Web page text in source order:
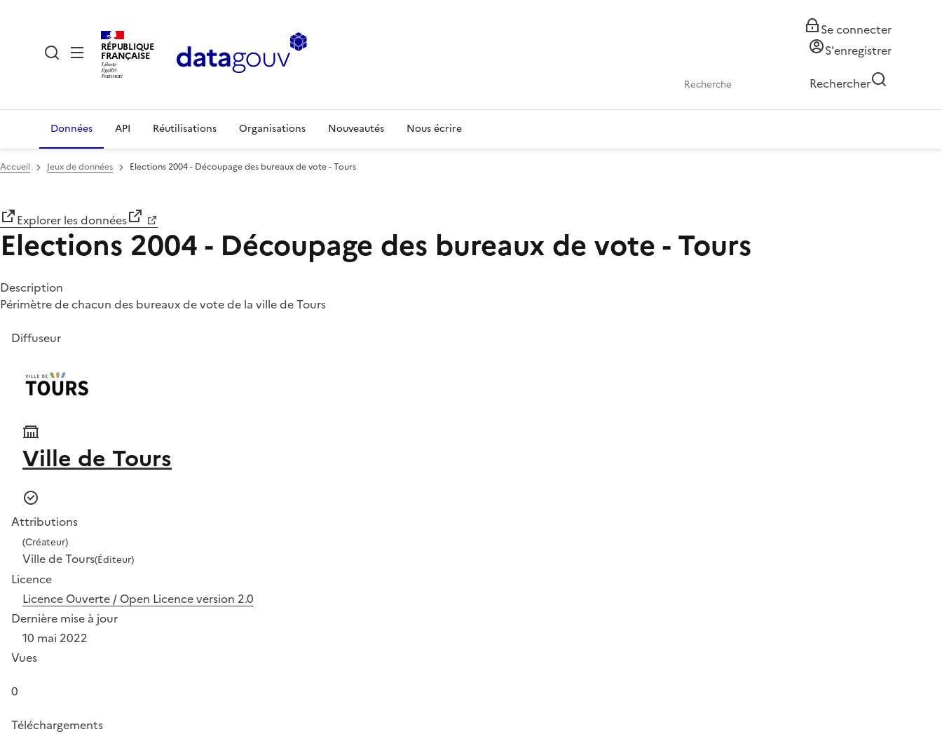
RÉPUBLIQUE
FRANÇAISE
Se connecter
S'enregistrer
Rechercher
Données API Réutilisations Organisations Nouveautés Nous écrire
Accueil Jeux de données Elections 2004 - Découpage des bureaux de vote - Tours
Explorer les données
Elections 2004 - Découpage des bureaux de vote - Tours
Description
Périmètre de chacun des bureaux de vote de la ville de Tours
Diffuseur
Ville de Tours
Attributions
(Créateur)
Ville de Tours(Éditeur)
Licence
Licence Ouverte / Open Licence version 2.0
Dernière mise à jour
10 mai 2022
Vues
0
Téléchargements